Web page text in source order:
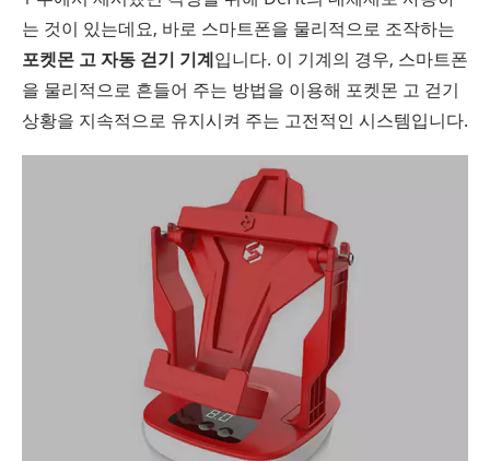
는 것이 있는데요, 바로 스마트폰을 물리적으로 조작하는
포켓몬 고 자동 걷기 기계입니다. 이 기계의 경우, 스마트폰
을 물리적으로 흔들어 주는 방법을 이용해 포켓몬 고 걷기
상황을 지속적으로 유지시켜 주는 고전적인 시스템입니다.